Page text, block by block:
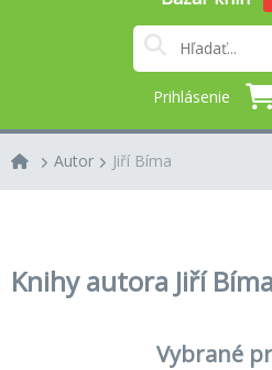
Prihlásenie
Autor Jiří Bíma
Knihy autora Jiří Bíma
Vybrané